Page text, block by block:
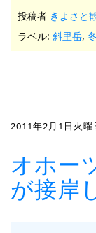
投稿者 きよさと
ラベル: 斜里岳,
2011年2月1日火曜
オホー
が接岸